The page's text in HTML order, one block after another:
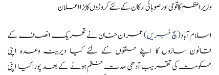
وزیر اعظم کا قومی اور صوبائی ارکان کے لئے کروڑوں کا بڑا اعلان
اسلام آباد(سچ خبریں)عمران خان نے تحریک انصاف کے
قانون سازوں کا اپنے حلقوں کے لئے کیا دیرینہ وعدہ اپنی
حکومت کی تقریبا آدھی مدت ختم ہونے کے بعد پورا کیا اپنی